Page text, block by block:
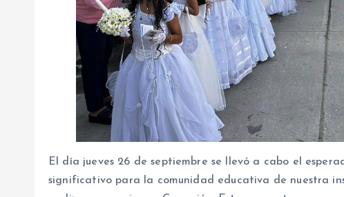
El día jueves 26 de septiembre se llevó a cabo el
significativo para la comunidad educativa de nuestra